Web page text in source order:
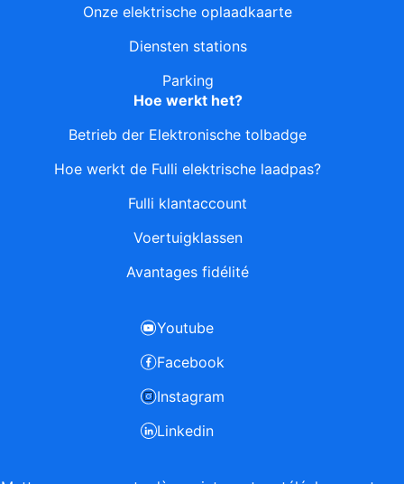
Onze elektrische oplaadkaarte
Diensten stations
Parking
Hoe werkt het?
Betrieb der Elektronische tolbadge
Hoe werkt de Fulli elektrische laadpas?
Fulli klantaccount
Voertuigklassen
Avantages fidélité
Youtube
Facebook
Instagram
Linkedin